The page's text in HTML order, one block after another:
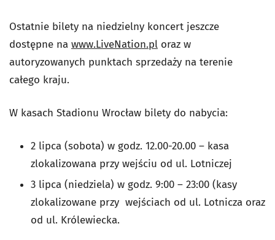
Ostatnie bilety na niedzielny koncert jeszcze
dostępne na www.LiveNation.pl oraz w
autoryzowanych punktach sprzedaży na terenie
całego kraju.
W kasach Stadionu Wrocław bilety do nabycia:
2 lipca (sobota) w godz. 12.00-20.00 – kasa
zlokalizowana przy wejściu od ul. Lotniczej
3 lipca (niedziela) w godz. 9:00 – 23:00 (kasy
zlokalizowane przy wejściach od ul. Lotnicza oraz
od ul. Królewiecka.